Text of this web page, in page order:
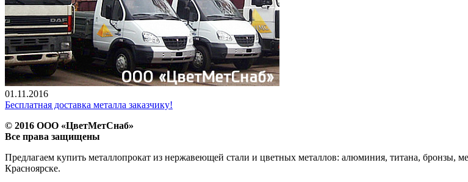
01.11.2016
Бесплатная доставка металла заказчику!
© 2016 ООО «ЦветМетСнаб»
Все права защищены
Предлагаем купить металлопрокат из нержавеющей стали и цветных металлов: алюминия, титана, бронзы,
Красноярске.